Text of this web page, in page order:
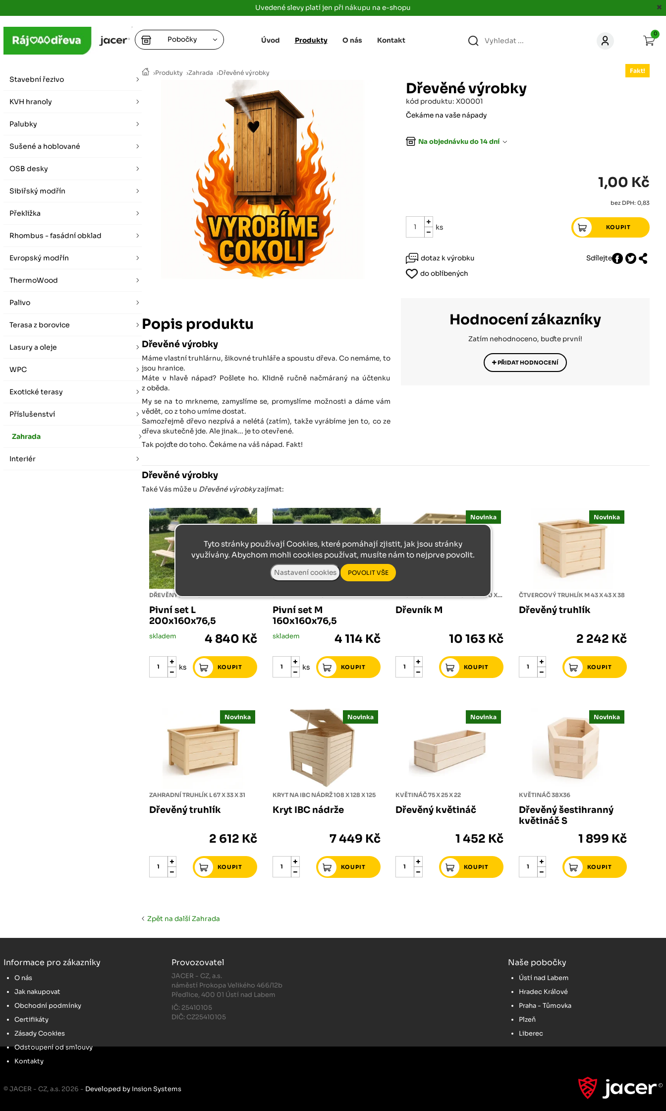
Uvedené slevy platí jen při nákupu na e-shopu
›Produkty ›Zahrada ›Dřevěné výrobky
Dřevěné výrobky
kód produktu: X00001
Čekáme na vaše nápady
Na objednávku do 14 dní
Fakt!
1,00 Kč
bez DPH: 0,83
ks
dotaz k výrobku
Sdílejte
do oblíbených
Popis produktu
Dřevěné výrobky
Máme vlastní truhlárnu, šikovné truhláře a spoustu dřeva. Co nemáme, to
jsou hranice.
Máte v hlavě nápad? Pošlete ho. Klidně ručně načmáraný na účtenku
z oběda.
My se na to mrkneme, zamyslíme se, promyslíme možnosti a dáme vám
vědět, co z toho umíme dostat.
Samozřejmě dřevo nezpívá a nelétá (zatím), takže vyrábíme jen to, co ze
dřeva skutečně jde. Ale jinak… je to otevřené.
Tak pojďte do toho. Čekáme na váš nápad. Fakt!
Hodnocení zákazníky
Zatím nehodnoceno, buďte první!
PŘIDAT HODNOCENÍ
Dřevěné výrobky
Také Vás může u Dřevěné výrobkyzajímat:
DŘEVĚNÝ PIVNÍ SET
Pivní set L
200x160x76,5
skladem 4 840 Kč
ks
DŘEVĚNÝ PIVNÍ SET
Pivní set M
160x160x76,5
skladem 4 114 Kč
ks
PŘÍSTŘEŠEK NA DŘEVO 170 X 170 X 180
Dřevník M
Novinka
10 163 Kč
ČTVERCOVÝ TRUHLÍK M 43 X 43 X 38
Dřevěný truhlík
Novinka
2 242 Kč
ZAHRADNÍ TRUHLÍK L 67 X 33 X 31
Dřevěný truhlík
Novinka
2 612 Kč
KRYT NA IBC NÁDRŽ 108 X 128 X 125
Kryt IBC nádrže
Novinka
7 449 Kč
KVĚTINÁČ 75 X 25 X 22
Dřevěný květináč
Novinka
1 452 Kč
KVĚTINÁČ 38X36
Dřevěný šestihranný
květináč S
Novinka
1 899 Kč
Zpět na další Zahrada
Stavební řezivo
KVH hranoly
Palubky
Sušené a hoblované
OSB desky
Sibiřský modřín
Překližka
Rhombus - fasádní obklad
Evropský modřín
ThermoWood
Palivo
Terasa z borovice
Lasury a oleje
WPC
Exotické terasy
Příslušenství
Zahrada
Interiér
Úvod Produkty O nás Kontakt
0
Pobočky
+
+
Letní otevírací doba (březen - říjen)
Zimní otevírací doba (listopad - únor)
vybírat zde
Hradec Králové
Rovná 181
(parkoviště MAKRO)
Březhrad, Hradec Králové, 503 32
+420 731 616 767
rajdrevahradec
jacer.cz
Tůmovka 110
(Za čerpací stanicí TANK ONO)
Předboj, 250 72
+420 734 850 860
rajdrevapraha
jacer.cz
KONTAKT
Plzeň
vybírat zde
Rokycanská 2656/2,
(parkoviště Albert)
Plzeň 4, 301 00
Liberec
vybírat zde
Partyzánská
(na konci ulice u zrcadla)
Růžodol XI – Liberec, 460 01
rajdrevaliberec
Informace pro zákazníky
O nás
Jak nakupovat
Obchodní podmínky
Certifikáty
Zásady Cookies
Odstoupení od smlouvy
Kontakty
Provozovatel
JACER - CZ, a.s.
náměstí Prokopa Velikého 466/12b
Předlice, 400 01 Ústí nad Labem
IČ: 25410105
DIČ: CZ25410105
Naše pobočky
Ústí nad Labem
Hradec Králové
Praha - Tůmovka
Plzeň
Liberec
© JACER - CZ, a.s. 2026 - Developed by Insion Systems
Tyto stránky používají Cookies, které pomáhají zjistit, jak jsou stránky
využívány. Abychom mohli cookies používat, musíte nám to nejprve povolit.